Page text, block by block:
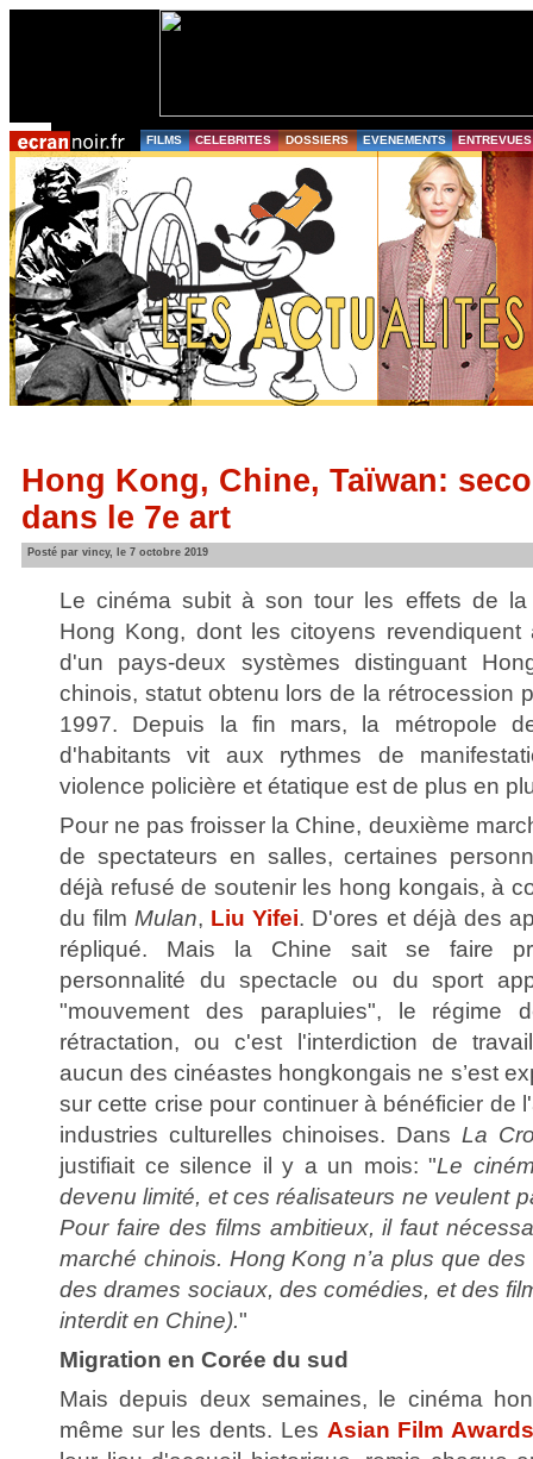
FILMS CELEBRITES DOSSIERS EVENEMENTS ENTREVUES
Hong Kong, Chine, Taïwan:
dans le 7e art
Posté par vincy, le 7 octobre 2019
Le cinéma subit à son tour les effets de la
Hong Kong, dont les citoyens revendiquent
d'un pays-deux systèmes distinguant
chinois, statut obtenu lors de la rétrocession
1997. Depuis la fin mars, la métropole
d'habitants vit aux rythmes de
violence policière et étatique est de plus en
Pour ne pas froisser la Chine, deuxième
de spectateurs en salles, certaines
déjà refusé de soutenir les hong kongais, à
du filmMulan, Liu Yifei. D'ores et déjà des
répliqué. Mais la Chine sait se faire
personnalité du spectacle ou du sport
"mouvement des parapluies", le régime
rétractation, ou c'est l'interdiction de
aucun des cinéastes hongkongais ne s’est
sur cette crise pour continuer à bénéficier de
industries culturelles chinoises. Dans La
justifiait ce silence il y a un mois: "Le
devenu limité, et ces réalisateurs ne veulent
Pour faire des films ambitieux, il faut
marché chinois. Hong Kong n’a plus que
des drames sociaux, des comédies, et des
interdit en Chine)."
Migration en Corée du sud
Mais depuis deux semaines, le cinéma
même sur les dents. Les Asian Film